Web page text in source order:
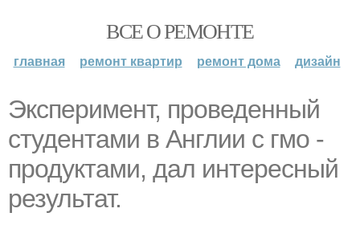
ВСЕ О РЕМОНТЕ
главная ремонт квартир ремонт дома дизайн
Эксперимент, проведенный
студентами в Англии с гмо -
продуктами, дал интересный
результат.